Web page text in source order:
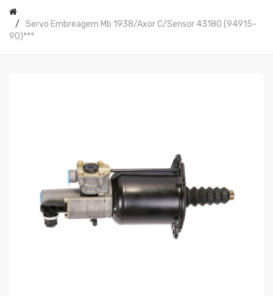
Servo Embreagem Mb 1938/axor C/sensor 43180 (94915-
90)***